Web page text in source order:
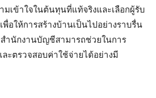
มเข้าใจในต้นทุนที่แท้จริงและเลือกผู้รับ
พื่อให้การสร้างบ้านเป็นไปอย่างราบรื่น
ำนักงานบัญชีสามารถช่วยในการ
ละตรวจสอบค่าใช้จ่ายได้อย่างมี